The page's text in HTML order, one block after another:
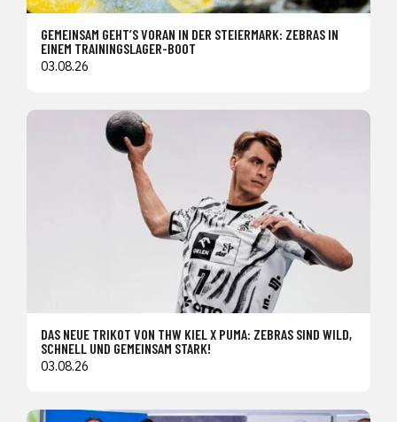
GEMEINSAM GEHT’S VORAN IN DER STEIERMARK: ZEBRAS IN
EINEM TRAININGSLAGER-BOOT
03.08.26
DAS NEUE TRIKOT VON THW KIEL X PUMA: ZEBRAS SIND WILD,
SCHNELL UND GEMEINSAM STARK!
03.08.26